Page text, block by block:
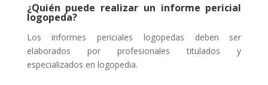
¿Quién puede realizar un informe pericial
logopeda?
Los informes periciales logopedas deben ser
elaborados por profesionales titulados y
especializados en logopedia.